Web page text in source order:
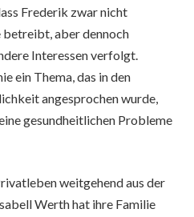
Frederik zwar nicht
betreibt, aber dennoch
Interessen verfolgt.
ein Thema, das in den
angesprochen wurde,
gesundheitlichen Probleme
weitgehend aus der
Werth hat ihre Familie